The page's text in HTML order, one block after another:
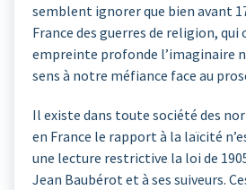
semblent ignorer que bien avant
France des guerres de religion, qui
empreinte profonde l’imaginaire
sens à notre méfiance face au
Il existe dans toute société des
en France le rapport à la laïcité
une lecture restrictive la loi de
Jean Baubérot et à ses suiveurs.